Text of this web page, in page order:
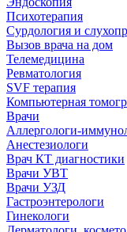
Психотерапия
Сурдология и
Вызов врача на дом
Телемедицина
Ревматология
SVF терапия
Компьютерная
Врачи
Аллергологи-
Анестезиологи
Врач КТ диагностики
Врачи УВТ
Врачи УЗД
Гастроэнтерологи
Гинекологи